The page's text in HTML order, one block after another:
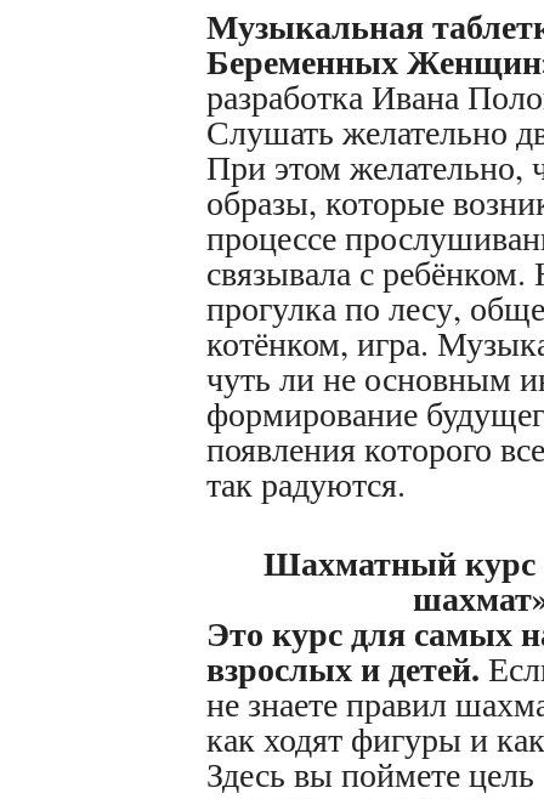
Музыкальная
Беременных
разработка Ивана
Слушать желательно
При этом желательно,
образы, которые
процессе
связывала с
прогулка по лесу,
котёнком, игра.
чуть ли не основным
формирование
появления которого
так радуются.
Шахматный курс
Это курс для самых
взрослых и детей.
не знаете правил
как ходят фигуры и
Здесь вы поймете